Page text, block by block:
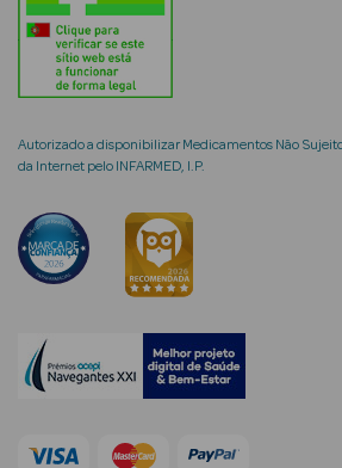
Rosto e
Ver Tudo
Cosmética
Hidratantes
Creme de Olhos
envelhecimento
Autorizado a disponibilizar Medicamentos Não
da Internet pelo INFARMED, I.P.